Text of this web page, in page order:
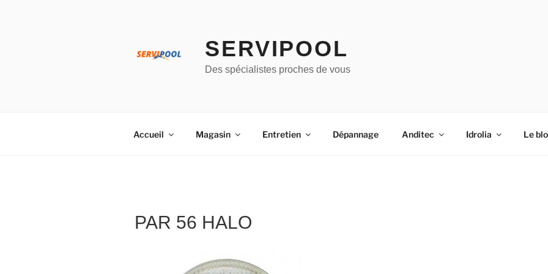
SERVIPOOL
Des spécialistes proches de vous
Accueil Magasin Entretien Dépannage Anditec Idrolia Le
PAR 56 HALO